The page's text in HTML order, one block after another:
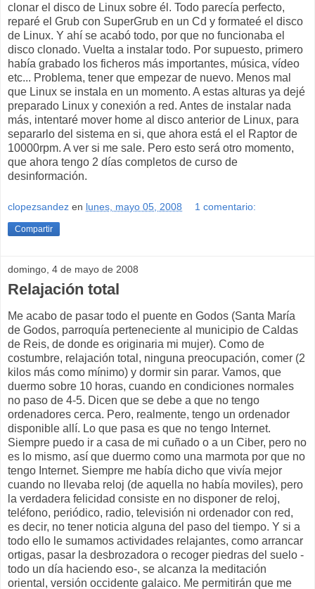
clonar el disco de Linux sobre él. Todo parecía perfecto,
reparé el Grub con SuperGrub en un Cd y formateé el disco
de Linux. Y ahí se acabó todo, por que no funcionaba el
disco clonado. Vuelta a instalar todo. Por supuesto, primero
había grabado los ficheros más importantes, música, vídeo
etc... Problema, tener que empezar de nuevo. Menos mal
que Linux se instala en un momento. A estas alturas ya dejé
preparado Linux y conexión a red. Antes de instalar nada
más, intentaré mover home al disco anterior de Linux, para
separarlo del sistema en si, que ahora está el el Raptor de
10000rpm. A ver si me sale. Pero esto será otro momento,
que ahora tengo 2 días completos de curso de
desinformación.
clopezsandez en lunes, mayo 05, 2008 1 comentario:
Compartir
domingo, 4 de mayo de 2008
Relajación total
Me acabo de pasar todo el puente en Godos (Santa María
de Godos, parroquía perteneciente al municipio de Caldas
de Reis, de donde es originaria mi mujer). Como de
costumbre, relajación total, ninguna preocupación, comer (2
kilos más como mínimo) y dormir sin parar. Vamos, que
duermo sobre 10 horas, cuando en condiciones normales
no paso de 4-5. Dicen que se debe a que no tengo
ordenadores cerca. Pero, realmente, tengo un ordenador
disponible allí. Lo que pasa es que no tengo Internet.
Siempre puedo ir a casa de mi cuñado o a un Ciber, pero no
es lo mismo, así que duermo como una marmota por que no
tengo Internet. Siempre me había dicho que vivía mejor
cuando no llevaba reloj (de aquella no había moviles), pero
la verdadera felicidad consiste en no disponer de reloj,
teléfono, periódico, radio, televisión ni ordenador con red,
es decir, no tener noticia alguna del paso del tiempo. Y si a
todo ello le sumamos actividades relajantes, como arrancar
ortigas, pasar la desbrozadora o recoger piedras del suelo -
todo un día haciendo eso-, se alcanza la meditación
oriental, versión occidente galaico. Me permitirán que me